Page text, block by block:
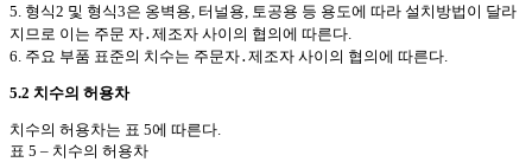
5. 형식2 및 형식3은 옹벽용, 터널용, 토공용 등 용도에 따라 설치방법이 달라
지므로 이는 주문 자․ 제조자 사이의 협의에 따른다.
6. 주요 부품 표준의 치수는 주문자․ 제조자 사이의 협의에 따른다.
5.2 치수의 허용차
치수의 허용차는 표 5에 따른다.
표 5 – 치수의 허용차